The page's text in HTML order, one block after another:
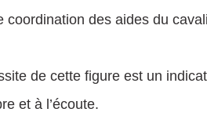
coordination des aides du
de cette figure est un
et à l’écoute.